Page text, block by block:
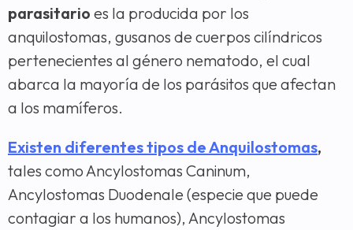
parasitario es la producida por los
anquilostomas, gusanos de cuerpos cilíndricos
pertenecientes al género nematodo, el cual
abarca la mayoría de los parásitos que afectan
a los mamíferos.
Existen diferentes tipos de Anquilostomas,
tales como Ancylostomas Caninum,
Ancylostomas Duodenale (especie que puede
contagiar a los humanos), Ancylostomas